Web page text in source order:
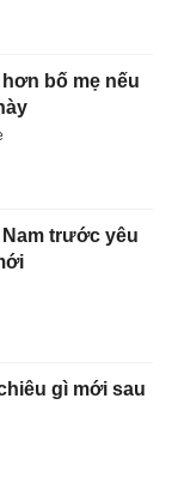
bố mẹ nếu
Nam trước yêu
gì mới sau